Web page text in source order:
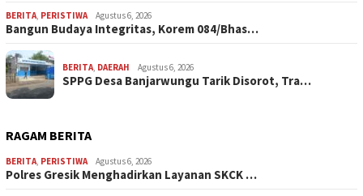
BERITA, PERISTIWA Agustus 6, 2026
Bangun Budaya Integritas, Korem 084/Bhas…
BERITA, DAERAH Agustus 6, 2026
SPPG Desa Banjarwungu Tarik Disorot, Tra…
RAGAM BERITA
BERITA, PERISTIWA Agustus 6, 2026
Polres Gresik Menghadirkan Layanan SKCK …